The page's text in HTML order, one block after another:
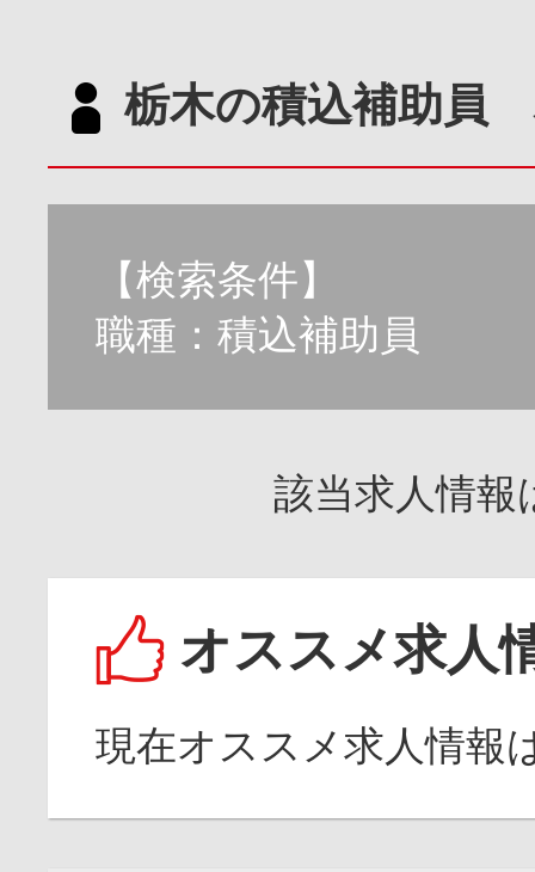
栃木の積込補助員
【検索条件】
職種：積込補助員
該当求人情
オススメ求人
現在オススメ求人情報